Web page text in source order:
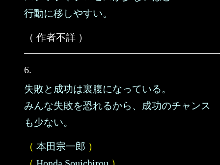
行動に移しやすい。
（ 作者不詳 ）
6.
失敗と成功は裏腹になっている。
みんな失敗を恐れるから、成功のチャンス
も少ない。
（ 本田宗一郎 ）